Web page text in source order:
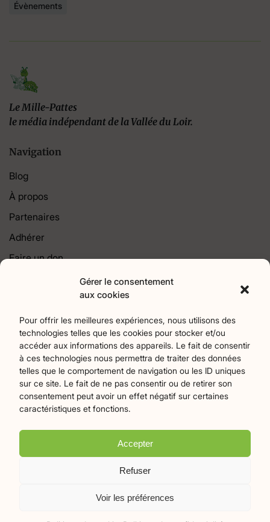
Gérer le consentement
aux cookies
Pour offrir les meilleures expériences, nous utilisons des
technologies telles que les cookies pour stocker et/ou
accéder aux informations des appareils. Le fait de consentir
à ces technologies nous permettra de traiter des données
telles que le comportement de navigation ou les ID uniques
sur ce site. Le fait de ne pas consentir ou de retirer son
consentement peut avoir un effet négatif sur certaines
caractéristiques et fonctions.
Accepter
Refuser
Voir les préférences
Évènements
Le Mille-Pattes
le média indépendant de la Vallée du Loir.
Navigation
Blog
À propos
Partenaires
Adhérer
Faire un don
Agriculture18 Art et culture256 Associations 22
Bien-Etre 2 chronique7 Collectivités territoriales79
Commerces Divers Économie et emploi 61
Éducation94 Évènements373 Histoire et patrimoine174
La parole à nos lecteurs1 Nature et écologie75 Santé
sport27 Tourisme 19
Mentions légales
© 2026 Le Mille-Pattes - Tous droits réservés